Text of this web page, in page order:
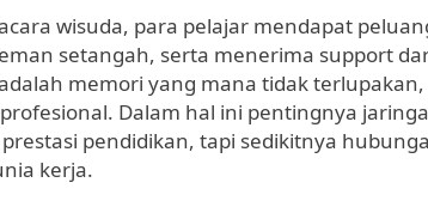
wisuda, para pelajar mendapat
setangah, serta menerima support
memori yang mana tidak
Dalam hal ini pentingnya
pendidikan, tapi sedikitnya
kerja.